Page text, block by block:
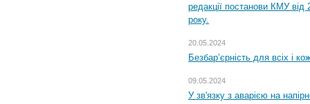
редакції постанови КМУ від
року.
20.05.2024
Безбар’єрність для всіх і
09.05.2024
У зв'язку з аварією на